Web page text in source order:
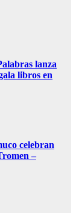
lanza
libros en
celebran
–